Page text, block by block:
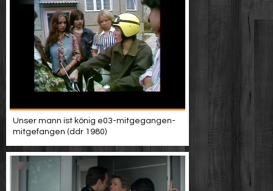
Unser mann ist könig e03-mitgegangen-
mitgefangen (ddr 1980)